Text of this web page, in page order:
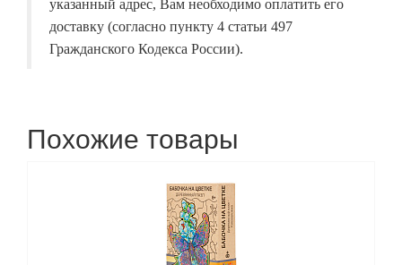
указанный адрес, Вам необходимо оплатить его
доставку (согласно пункту 4 статьи 497
Гражданского Кодекса России).
Похожие товары